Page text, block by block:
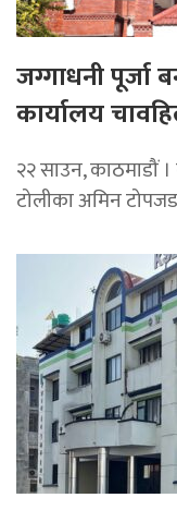
जग्गाधनी पूर्जा
कार्यालय
२२ साउन, काठमाडौं
टोलीका अमिन